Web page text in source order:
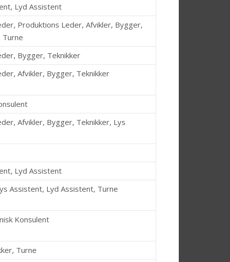
Lyd Assistent
Produktions Leder, Afvikler, Bygger,
Turne
Bygger, Teknikker
Afvikler, Bygger, Teknikker
Afvikler, Bygger, Teknikker, Lys
Lyd Assistent
Assistent, Lyd Assistent, Turne
Konsulent
Turne